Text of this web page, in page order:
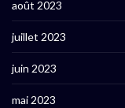
août 2023
juillet 2023
juin 2023
mai 2023